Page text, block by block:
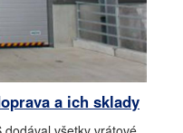
a ich sklady